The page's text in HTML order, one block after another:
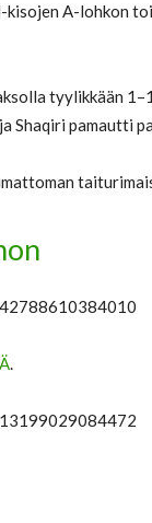
A-lohkon
tyylikkään
Shaqiri pamautti
.